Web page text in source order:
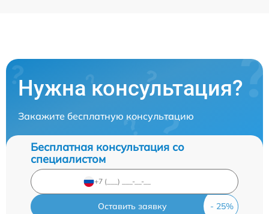
Нужна консультация?
Закажите бесплатную консультацию
Бесплатная консультация со
специалистом
Оставить заявку